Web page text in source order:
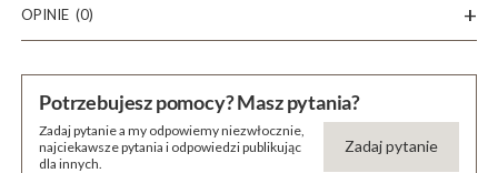
OPINIE (0)
Potrzebujesz pomocy? Masz pytania?
Zadaj pytanie a my odpowiemy niezwłocznie,
najciekawsze pytania i odpowiedzi publikując
dla innych.
Zadaj pytanie